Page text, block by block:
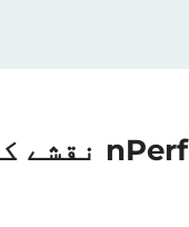
nPerf نقشے کیسے کام کرتے ہیں ؟